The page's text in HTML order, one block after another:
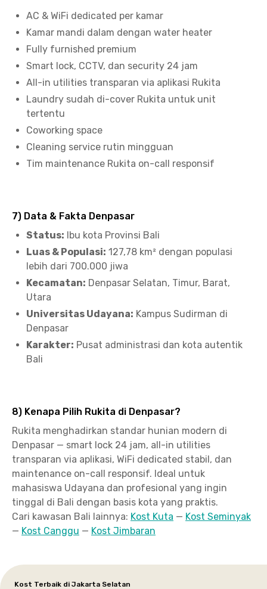
AC & WiFi dedicated per kamar
Kamar mandi dalam dengan water heater
Fully furnished premium
Smart lock, CCTV, dan security 24 jam
All-in utilities transparan via aplikasi Rukita
Laundry sudah di-cover Rukita untuk unit
tertentu
Coworking space
Cleaning service rutin mingguan
Tim maintenance Rukita on-call responsif
7) Data & Fakta Denpasar
Status: Ibu kota Provinsi Bali
Luas & Populasi: 127,78 km² dengan populasi
lebih dari 700.000 jiwa
Kecamatan: Denpasar Selatan, Timur, Barat,
Utara
Universitas Udayana: Kampus Sudirman di
Denpasar
Karakter: Pusat administrasi dan kota autentik
Bali
8) Kenapa Pilih Rukita di Denpasar?
Rukita menghadirkan standar hunian modern di
Denpasar — smart lock 24 jam, all-in utilities
transparan via aplikasi, WiFi dedicated stabil, dan
maintenance on-call responsif. Ideal untuk
mahasiswa Udayana dan profesional yang ingin
tinggal di Bali dengan basis kota yang praktis.
Cari kawasan Bali lainnya: Kost Kuta — Kost Seminyak
— Kost Canggu — Kost Jimbaran
Kost Terbaik di Jakarta Selatan